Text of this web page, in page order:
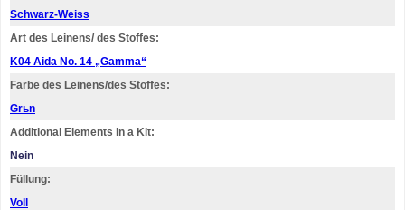
Schwarz-Weiss
Art des Leinens/ des Stoffes:
K04 Aida No. 14 „Gamma“
Farbe des Leinens/des Stoffes:
Grьn
Additional Elements in a Kit:
Nein
Füllung:
Voll